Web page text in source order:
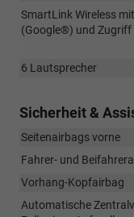
SmartLink Wireless
(Google®) und Zugriff
6 Lautsprecher
Sicherheit &
Seitenairbags vorne
Fahrer- und
Vorhang-Kopfairbag
Automatische